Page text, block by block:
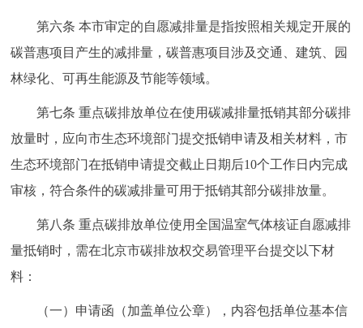
第六条 本市审定的自愿减排量是指按照相关规定开展的
碳普惠项目产生的减排量，碳普惠项目涉及交通、建筑、园
林绿化、可再生能源及节能等领域。
第七条 重点碳排放单位在使用碳减排量抵销其部分碳排
放量时，应向市生态环境部门提交抵销申请及相关材料，市
生态环境部门在抵销申请提交截止日期后10个工作日内完成
审核，符合条件的碳减排量可用于抵销其部分碳排放量。
第八条 重点碳排放单位使用全国温室气体核证自愿减排
量抵销时，需在北京市碳排放权交易管理平台提交以下材
料：
（一）申请函（加盖单位公章），内容包括单位基本信